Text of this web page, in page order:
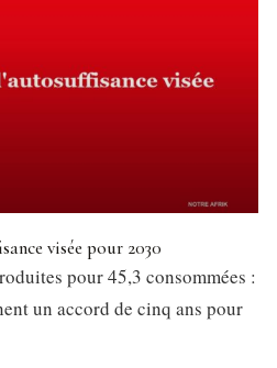
visée pour 2030
pour 45,3 consommées :
un accord de cinq ans pour